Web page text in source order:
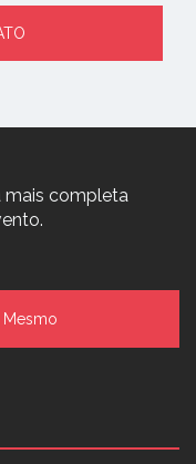
completa
Mesmo